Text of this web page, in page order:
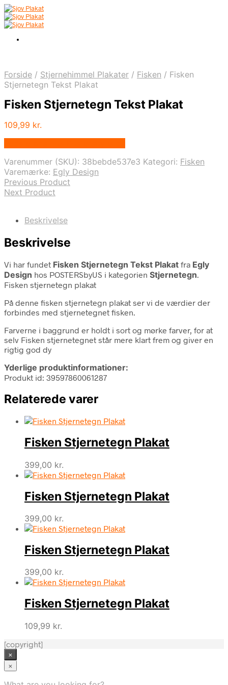
Forside / Stjernehimmel Plakater / Fisken / Fisken
Stjernetegn Tekst Plakat
Fisken Stjernetegn Tekst Plakat
109,99 kr.
Varenummer (SKU): 38bebde537e3 Kategori: Fisken
Varemærke: Egly Design
Previous Product
Next Product
Beskrivelse
Beskrivelse
Vi har fundet Fisken Stjernetegn Tekst Plakat fra Egly
Design hos POSTERSbyUS i kategorien Stjernetegn.
Fisken stjernetegn plakat
På denne fisken stjernetegn plakat ser vi de værdier der
forbindes med stjernetegnet fisken.
Farverne i baggrund er holdt i sort og mørke farver, for at
selv Fisken stjernetegnet står mere klart frem og giver en
rigtig god dy
Yderlige produktinformationer:
Produkt id: 39597860061287
Relaterede varer
Fisken Stjernetegn Plakat
399,00 kr.
Fisken Stjernetegn Plakat
399,00 kr.
Fisken Stjernetegn Plakat
399,00 kr.
Fisken Stjernetegn Plakat
109,99 kr.
[copyright]
×
×